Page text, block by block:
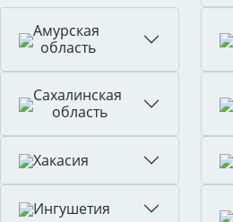
Амурская
область
Сахалинская
область
Хакасия
Ингушетия